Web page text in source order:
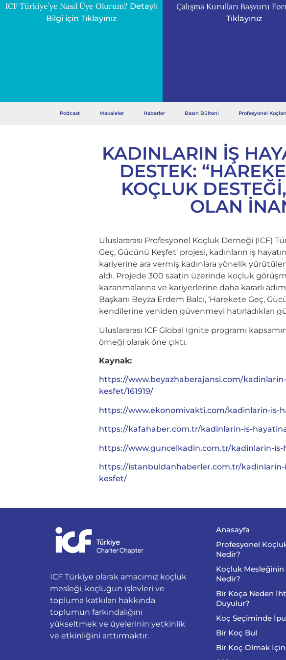
ICF Türkiye’ye Nasıl Üye Olurum? Detaylı
Bilgi için Tıklayınız
Çalışma Kurulları Başvuru
Tıklayınız
Podcast Makaleler Haberler Basın Bülteni Profesyonel
KADINLARIN IŞ
DESTEK:
KOÇLUK
OLAN
Uluslararası Profesyonel Koçluk Derneği (ICF)
Geç, Gücünü Keşfet’ projesi, kadınların iş
kariyerine ara vermiş kadınlara yönelik
aldı. Projede 300 saatin üzerinde koçluk
kazanmalarına ve kariyerlerine daha kararlı
Başkanı Beyza Erdem Balcı, ‘Harekete Geç,
kendilerine yeniden güvenmeyi hatırladıkları
Uluslararası ICF Global Ignite programı
örneği olarak öne çıktı.
Kaynak:
https://www.beyazhaberajansi.com/
kesfet/161919/
https://www.ekonomivakti.com/kadinlarin-
https://kafahaber.com.tr/kadinlarin-is-
https://www.guncelkadin.com.tr/kadinlarin-
https://istanbuldanhaberler.com.tr/
kesfet/
ICF Türkiye olarak amacımız koçluk
mesleği, koçluğun işlevleri ve
topluma katkıları hakkında
toplumun farkındalığını
yükseltmek ve üyelerinin yetkinlik
ve etkinliğini arttırmaktır.
Anasayfa
Profesyonel
Nedir?
Koçluk Mesleğinin
Nedir?
Bir Koça Neden
Duyulur?
Koç Seçiminde
Bir Koç Bul
Bir Koç Olmak İçin